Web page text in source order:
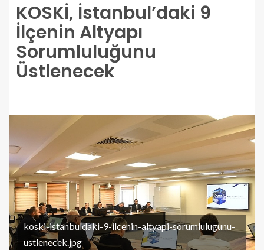
KOSKİ, İstanbul’daki 9
İlçenin Altyapı
Sorumluluğunu
Üstlenecek
koski-istanbuldaki-9-ilcenin-altyapi-sorumlulugunu-
ustlenecek.jpg